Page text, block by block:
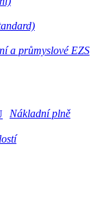
a průmyslové EZS
Nákladní plně